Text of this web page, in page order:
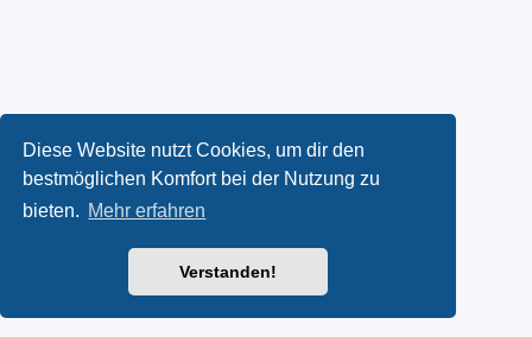
Diese Website nutzt Cookies, um dir den
bestmöglichen Komfort bei der Nutzung zu
bieten. Mehr erfahren
Verstanden!